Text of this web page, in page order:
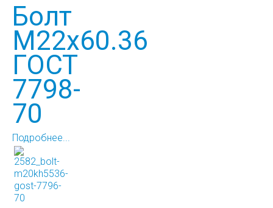
Болт
М22х60.36
ГОСТ
7798-
70
Подробнее...